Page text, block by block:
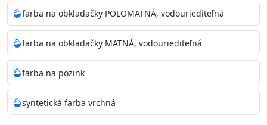
farba na obkladačky POLOMATNÁ, vodouriediteľná
farba na obkladačky MATNÁ, vodouriediteľná
farba na pozink
syntetická farba vrchná